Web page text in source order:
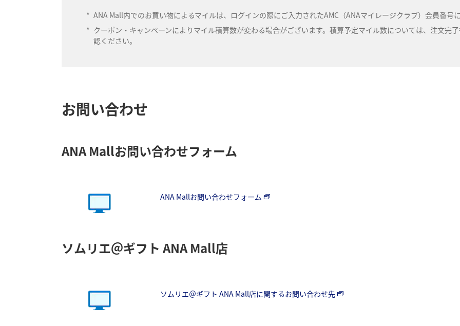
* ANA Mall内でのお買い物によるマイルは、ログインの際にご入力されたAMC（ANAマイレージクラブ）会員番号
* クーポン・キャンペーンによりマイル積算数が変わる場合がございます。積算予定マイル数については、注文完
認ください。
お問い合わせ
ANA Mallお問い合わせフォーム
ANA Mallお問い合わせフォーム
ソムリエ＠ギフト ANA Mall店
ソムリエ＠ギフト ANA Mall店に関するお問い合わせ先